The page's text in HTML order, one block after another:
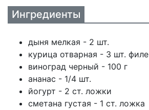
Ингредиенты
дыня мелкая - 2 шт.
курица отварная - 3 шт. филе
виноград черный - 100 г
ананас - 1/4 шт.
йогурт - 2 ст. ложки
сметана густая - 1 ст. ложка